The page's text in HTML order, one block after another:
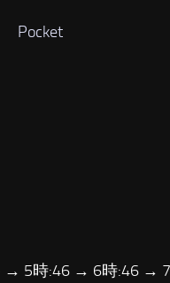
Pocket
5時:46 → 6時:46 →